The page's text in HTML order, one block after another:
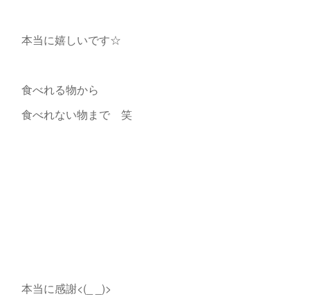
本当に嬉しいです☆
食べれる物から
食べれない物まで 笑
本当に感謝<(_ _)>